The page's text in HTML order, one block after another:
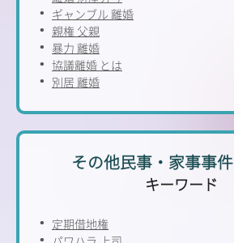
ギャンブル 離婚
親権 父親
暴力 離婚
協議離婚 とは
別居 離婚
その他民事・家事事件
キーワード
定期借地権